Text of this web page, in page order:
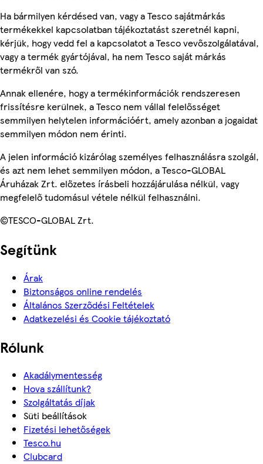
Ha bármilyen kérdésed van, vagy a Tesco sajátmárkás
termékekkel kapcsolatban tájékoztatást szeretnél kapni,
kérjük, hogy vedd fel a kapcsolatot a Tesco vevőszolgálatával,
vagy a termék gyártójával, ha nem Tesco saját márkás
termékről van szó.
Annak ellenére, hogy a termékinformációk rendszeresen
frissítésre kerülnek, a Tesco nem vállal felelősséget
semmilyen helytelen információért, amely azonban a jogaidat
semmilyen módon nem érinti.
A jelen információ kizárólag személyes felhasználásra szolgál,
és azt nem lehet semmilyen módon, a Tesco-GLOBAL
Áruházak Zrt. előzetes írásbeli hozzájárulása nélkül, vagy
megfelelő tudomásul vétele nélkül felhasználni.
©TESCO-GLOBAL Zrt.
Segítünk
Árak
Biztonságos online rendelés
Általános Szerződési Feltételek
Adatkezelési és Cookie tájékoztató
Rólunk
Akadálymentesség
Hova szállítunk?
Szolgáltatás díjak
Süti beállítások
Fizetési lehetőségek
Tesco.hu
Clubcard